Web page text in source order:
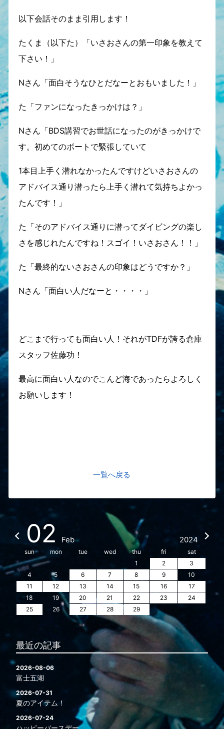
以下会話そのまま引用します！
たくま（以下た）「いさおさんの第一印象を教えて
下さい！」
Nさん「面白そうなひとだなーとおもいました！」
た「ファンになったきっかけは？」
Nさん「BDS講習でお世話になったのがきっかけで
す。初めてのボートで緊張していて
1本目上手く潜れなかったんですけどいさおさんの
アドバイス通り潜ったら上手く潜れて気持ちよかっ
たんです！」
た「そのアドバイス通りに潜ってダイビングの楽し
さを感じれたんですね！スゴイ！いさおさん！！」
た「最終的ないさおさんの印象はどうですか？」
Nさん「面白い人だなーと・・・・」
どこまで行っても面白い人！それがTDFが誇る倉庫
スタッフ佐藤功！
最高に面白い人なのでこんど海であったらよろしく
お願いします！
一覧へ戻る
02 Feb 2024
sun mon tue wed thu fri
sat
1
2
3
4
5 6 7 8 9
10
11
12 13 14 15 16
17
18
19 20 21 22 23
24
25
26 27 28 29
最近の記事
2026-08-06
富士五湖
2026-07-31
夏のアイテム！
2026-07-24